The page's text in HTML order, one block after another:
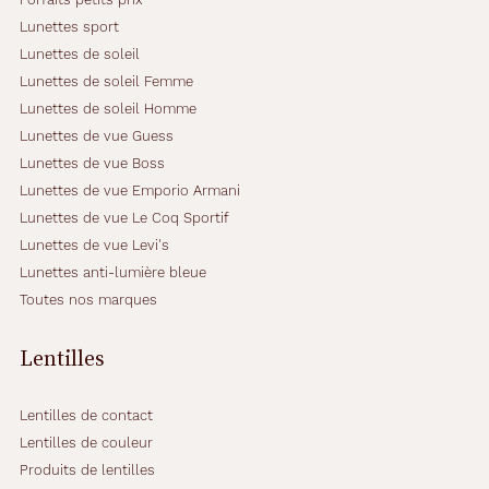
t
i
,
é
l
é
a
n
t
e
t
a
s
s
a
Lunettes sport
Lunettes de soleil
Lunettes de soleil Femme
Lunettes de soleil Homme
Lunettes de vue Guess
Lunettes de vue Boss
Lunettes de vue Emporio Armani
Lunettes de vue Le Coq Sportif
Lunettes de vue Levi's
Lunettes anti-lumière bleue
Toutes nos marques
Lentilles
Lentilles de contact
Lentilles de couleur
Produits de lentilles